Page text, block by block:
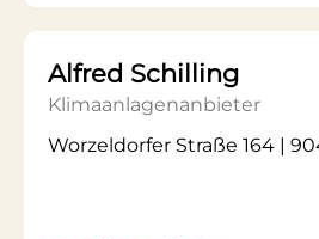
Alfred Schilling
Klimaanlagenanbieter
Worzeldorfer Straße 164 |